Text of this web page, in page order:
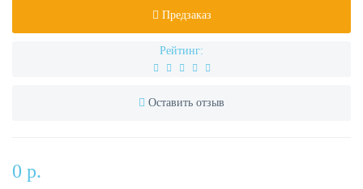
Предзаказ
Рейтинг:
Оставить отзыв
0 р.